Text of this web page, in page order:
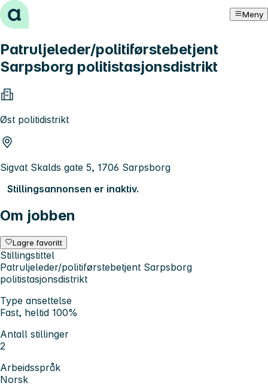
Hopp til innhold Meny
Patruljeleder/politiførstebetjent
Sarpsborg politistasjonsdistrikt
Øst politidistrikt
Sigvat Skalds gate 5, 1706 Sarpsborg
Stillingsannonsen er inaktiv.
Om jobben
Lagre favoritt
Stillingstittel
Patruljeleder/politiførstebetjent Sarpsborg
politistasjonsdistrikt
Type ansettelse
Fast, heltid 100%
Antall stillinger
2
Arbeidsspråk
Norsk